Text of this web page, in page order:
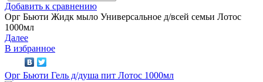
Добавить к сравнению
Орг Бьюти Жидк мыло Универсальное д/всей семьи Лотос
1000мл
Далее
В избранное
Орг Бьюти Гель д/душа пит Лотос 1000мл